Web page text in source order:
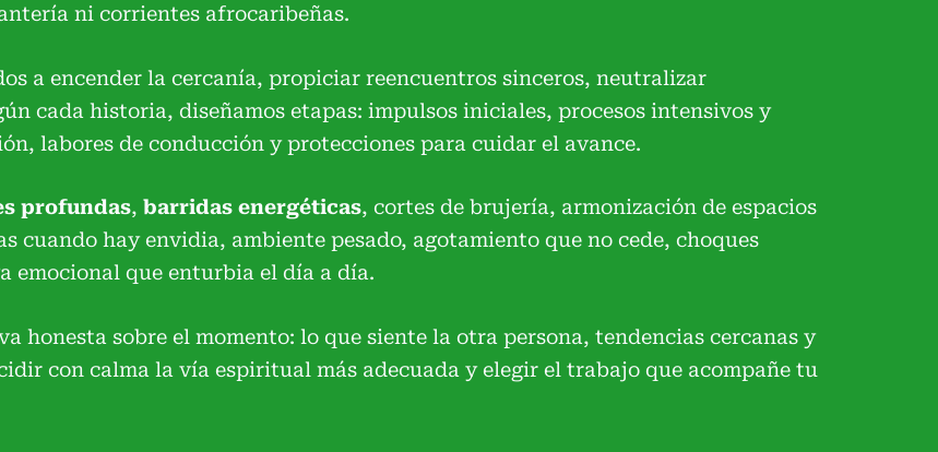
ni corrientes afrocaribeñas.
a encender la cercanía, propiciar reencuentros sinceros, neutralizar
cada historia, diseñamos etapas: impulsos iniciales, procesos intensivos y
labores de conducción y protecciones para cuidar el avance.
profundas, barridas energéticas, cortes de brujería, armonización de espacios
cuando hay envidia, ambiente pesado, agotamiento que no cede, choques
emocional que enturbia el día a día.
honesta sobre el momento: lo que siente la otra persona, tendencias cercanas y
con calma la vía espiritual más adecuada y elegir el trabajo que acompañe tu